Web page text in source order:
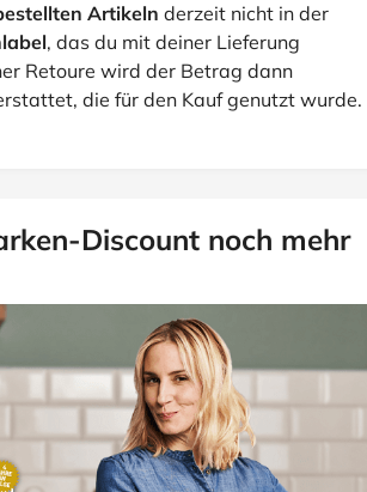
Artikeln derzeit nicht in der
, das du mit deiner Lieferung
Retoure wird der Betrag dann
die für den Kauf genutzt wurde.
Discount noch mehr